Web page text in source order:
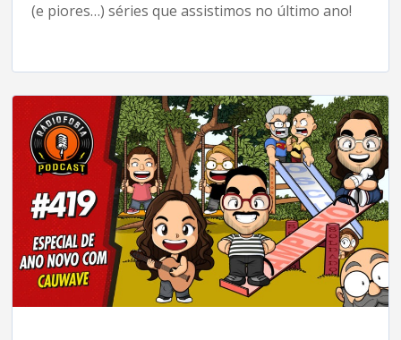
(e piores…) séries que assistimos no último ano!